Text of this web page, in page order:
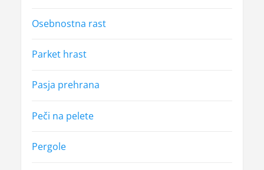
Osebnostna rast
Parket hrast
Pasja prehrana
Peči na pelete
Pergole